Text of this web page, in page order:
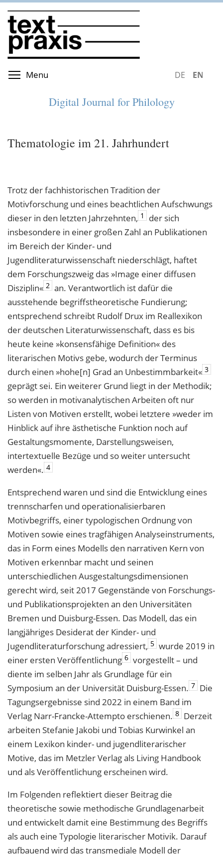
Skip
to
main
content
Menu DEUTSCH
Digital Journal for Philology
Thematologie im 21. Jahrhundert
Trotz der fachhistorischen Tradition der
Motivforschung und eines beachtlichen Aufschwungs
dieser in den letzten Jahrzehnten, 1
der sich
insbesondere in einer großen Zahl an Publikationen
im Bereich der Kinder- und
Jugendliteraturwissenschaft niederschlägt, haftet
dem Forschungszweig das »Image einer diffusen
Disziplin« 2 an. Verantwortlich ist dafür die
ausstehende begriffstheoretische Fundierung;
entsprechend schreibt Rudolf Drux im Reallexikon
der deutschen Literaturwissenschaft, dass es bis
heute keine »konsensfähige Definition« des
literarischen Motivs gebe, wodurch der Terminus
durch einen »hohe[n] Grad an Unbestimmbarkeit« 3
geprägt sei. Ein weiterer Grund liegt in der Methodik;
so werden in motivanalytischen Arbeiten oft nur
Listen von Motiven erstellt, wobei letztere »weder im
Hinblick auf ihre ästhetische Funktion noch auf
Gestaltungsmomente, Darstellungsweisen,
intertextuelle Bezüge und so weiter untersucht
werden«. 4
Entsprechend waren und sind die Entwicklung eines
trennscharfen und operationalisierbaren
Motivbegriffs, einer typologischen Ordnung von
Motiven sowie eines tragfähigen Analyseinstruments,
das in Form eines Modells den narrativen Kern von
Motiven erkennbar macht und seinen
unterschiedlichen Ausgestaltungsdimensionen
gerecht wird, seit 2017 Gegenstände von Forschungs-
und Publikationsprojekten an den Universitäten
Bremen und Duisburg-Essen. Das Modell, das ein
langjähriges Desiderat der Kinder- und
Jugendliteraturforschung adressiert, 5 wurde 2019 in
einer ersten Veröffentlichung 6 vorgestellt – und
diente im selben Jahr als Grundlage für ein
Symposium an der Universität Duisburg-Essen. 7 Die
Tagungsergebnisse sind 2022 in einem Band im
Verlag Narr-Francke-Attempto erschienen. 8 Derzeit
arbeiten Stefanie Jakobi und Tobias Kurwinkel an
einem Lexikon kinder- und jugendliterarischer
Motive, das im Metzler Verlag als Living Handbook
und als Veröffentlichung erscheinen wird.
Im Folgenden reflektiert dieser Beitrag die
theoretische sowie methodische Grundlagenarbeit
und entwickelt damit eine Bestimmung des Begriffs
als auch eine Typologie literarischer Motivik. Darauf
aufbauend wird das transmediale Modell der